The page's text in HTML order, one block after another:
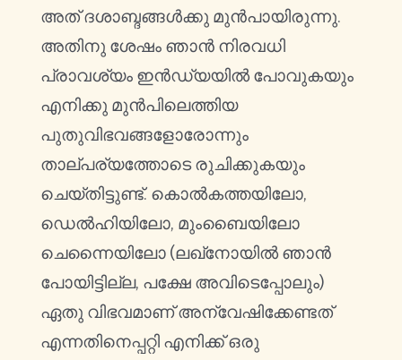
അത് ദശാബ്ദങ്ങൾക്കു മുൻപായിരുന്നു.
അതിനു ശേഷം ഞാൻ നിരവധി
പ്രാവശ്യം ഇൻഡ്യയിൽ പോവുകയും
എനിക്കു മുൻപിലെത്തിയ
പുതുവിഭവങ്ങളോരോന്നും
താല്പര്യത്തോടെ രുചിക്കുകയും
ചെയ്തിട്ടുണ്ട്. കൊൽകത്തയിലോ,
ഡെൽഹിയിലോ, മുംബൈയിലോ
ചെന്നൈയിലോ (ലഖ്നോയിൽ ഞാൻ
പോയിട്ടില്ല, പക്ഷേ അവിടെപ്പോലും)
ഏതു വിഭവമാണ് അന്വേഷിക്കേണ്ടത്
എന്നതിനെപ്പറ്റി എനിക്ക് ഒരു